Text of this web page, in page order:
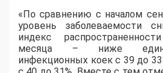
«По сравнению с началом
уровень заболеваемости
индекс
месяца – ниже
инфекционных коек с 39 до